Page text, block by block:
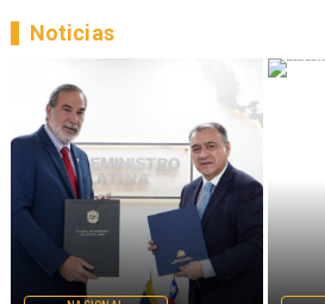
Noticias